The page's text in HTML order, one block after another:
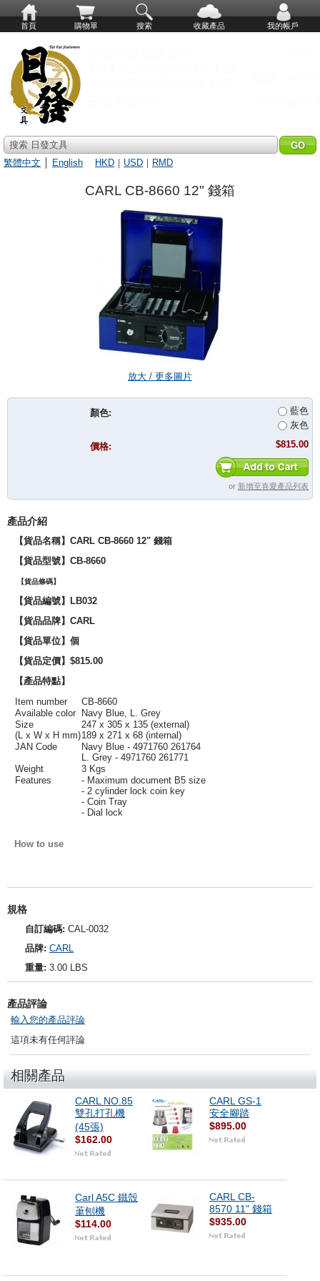
首頁 購物單 搜索 收藏產品 我的帳戶
搜索 日發文具
繁體中文
English HKD ｜ USD ｜ RMD
CARL CB-8660 12" 錢箱
放大 / 更多圖片
顏色:
藍色
灰色
價格:
$815.00
or 新增至喜愛產品列表
產品介紹
【貨品名稱】CARL CB-8660 12" 錢箱
【貨品型號】CB-8660
【貨品條碼】
【貨品編號】LB032
【貨品品牌】CARL
【貨品單位】個
【貨品定價】$815.00
【產品特點】
Item number
CB-8660
Available color
Navy Blue, L. Grey
Size
(L x W x H mm)
247 x 305 x 135 (external)
189 x 271 x 68 (internal)
JAN Code
Navy Blue - 4971760 261764
L. Grey - 4971760 261771
Weight
3 Kgs
Features
- Maximum document B5 size
- 2 cylinder lock coin key
- Coin Tray
- Dial lock
How to use
規格
自訂編碼: CAL-0032
品牌: CARL
重量: 3.00 LBS
產品評論
輸入您的產品評論
這項未有任何評論
相關產品
CARL NO.85
雙孔打孔機
(45張)
$162.00
CARL GS-1
安全腳踏
$895.00
Carl A5C 鐵殼
茟刨機
$114.00
CARL CB-
8570 11" 錢箱
$935.00